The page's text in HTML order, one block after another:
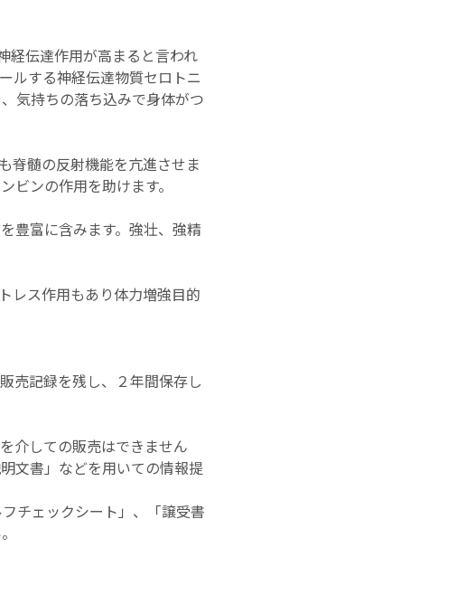
経伝達作用が高まると言われ
ルする神経伝達物質セロトニ
気持ちの落ち込みで身体がつ
脊髄の反射機能を亢進させま
ビンの作用を助けます。
豊富に含みます。強壮、強精
レス作用もあり体力増強目的
売記録を残し、２年間保存し
介しての販売はできません
文書」などを用いての情報提
チェックシート」、「譲受書